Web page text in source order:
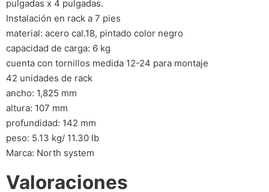
pulgadas x 4 pulgadas.
Instalación en rack a 7 pies
material: acero cal.18, pintado color negro
capacidad de carga: 6 kg
cuenta con tornillos medida 12-24 para montaje
42 unidades de rack
ancho: 1,825 mm
altura: 107 mm
profundidad: 142 mm
peso: 5.13 kg/ 11.30 lb
Marca: North system
Valoraciones